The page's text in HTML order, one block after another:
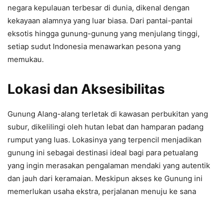
negara kepulauan terbesar di dunia, dikenal dengan
kekayaan alamnya yang luar biasa. Dari pantai-pantai
eksotis hingga gunung-gunung yang menjulang tinggi,
setiap sudut Indonesia menawarkan pesona yang
memukau.
Lokasi dan Aksesibilitas
Gunung Alang-alang terletak di kawasan perbukitan yang
subur, dikelilingi oleh hutan lebat dan hamparan padang
rumput yang luas. Lokasinya yang terpencil menjadikan
gunung ini sebagai destinasi ideal bagi para petualang
yang ingin merasakan pengalaman mendaki yang autentik
dan jauh dari keramaian. Meskipun akses ke Gunung ini
memerlukan usaha ekstra, perjalanan menuju ke sana